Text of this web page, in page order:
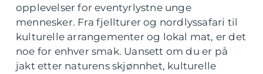
opplevelser for eventyrlystne unge
mennesker. Fra fjellturer og nordlyssafari til
kulturelle arrangementer og lokal mat, er det
noe for enhver smak. Uansett om du er på
jakt etter naturens skjønnhet, kulturelle